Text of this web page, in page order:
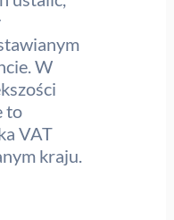
W
to
VAT
kraju.